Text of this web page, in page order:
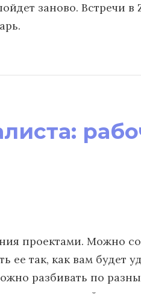
заново. Встречи
проектами. Можно
ее так, как вам будет
разбивать по